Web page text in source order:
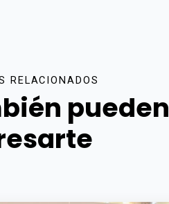
RELACIONADOS
pueden